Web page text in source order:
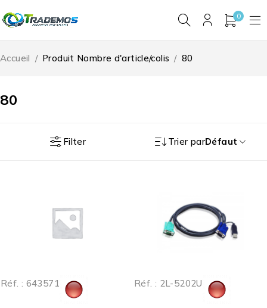
0
80
Accueil / Produit Nombre d'article/colis / 80
Filter Trier parDéfaut
Réf. : 643571 Réf. : 2L-5202U